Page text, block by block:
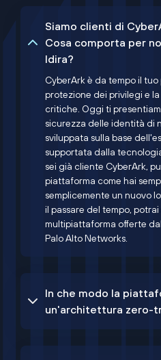
Siamo clienti di
Cosa comporta per
Idira?
CyberArk è da tempo il
protezione dei privilegi e
critiche. Oggi ti
sicurezza delle identità di
sviluppata sulla base
supportata dalla
sei già cliente CyberArk,
piattaforma come hai
semplicemente un nuovo
il passare del tempo,
multipiattaforma offerte
Palo Alto Networks.
In che modo la
un'architettura zero-